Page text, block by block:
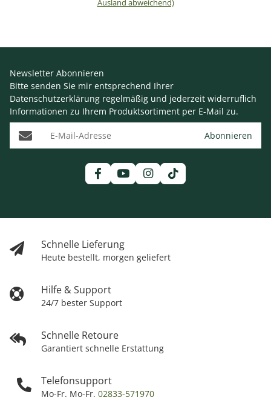
Ausland abweichend)
Schnelle Lieferung
Heute bestellt, morgen geliefert
Hilfe & Support
24/7 bester Support
Schnelle Retoure
Garantiert schnelle Erstattung
Telefonsupport
Mo-Fr. Mo-Fr. 02833-571970
Newsletter Abonnieren
Bitte senden Sie mir entsprechend Ihrer
Datenschutzerklärung regelmäßig und jederzeit widerruflich
Informationen zu Ihrem Produktsortiment per E-Mail zu.
E-Mail-Adresse Abonnieren